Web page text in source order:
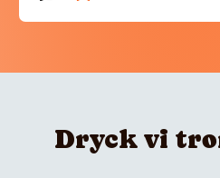
Dryck vi